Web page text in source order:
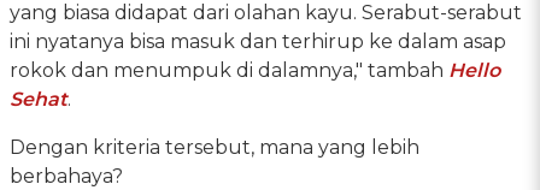
yang biasa didapat dari olahan kayu. Serabut-serabut
ini nyatanya bisa masuk dan terhirup ke dalam asap
rokok dan menumpuk di dalamnya," tambah Hello
Sehat.
Dengan kriteria tersebut, mana yang lebih
berbahaya?